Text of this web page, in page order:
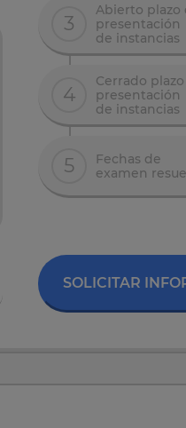
3
Abierto plazo
presentación
de instancias
4
Cerrado
presentación
de instancias
5
Fechas de
examen
SOLICITAR